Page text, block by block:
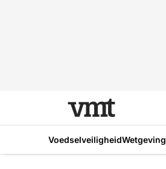
VoedselveiligheidWetgeving